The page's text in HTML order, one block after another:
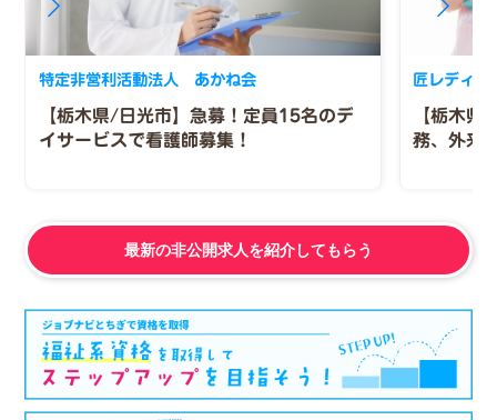
【栃木県/日光市】急募！定員15名のデ
イサービスで看護師募集！
特定非営利活動法人 あかね会
【栃木県
務、外来
匠レディ
最新の非公開求人を紹介してもらう